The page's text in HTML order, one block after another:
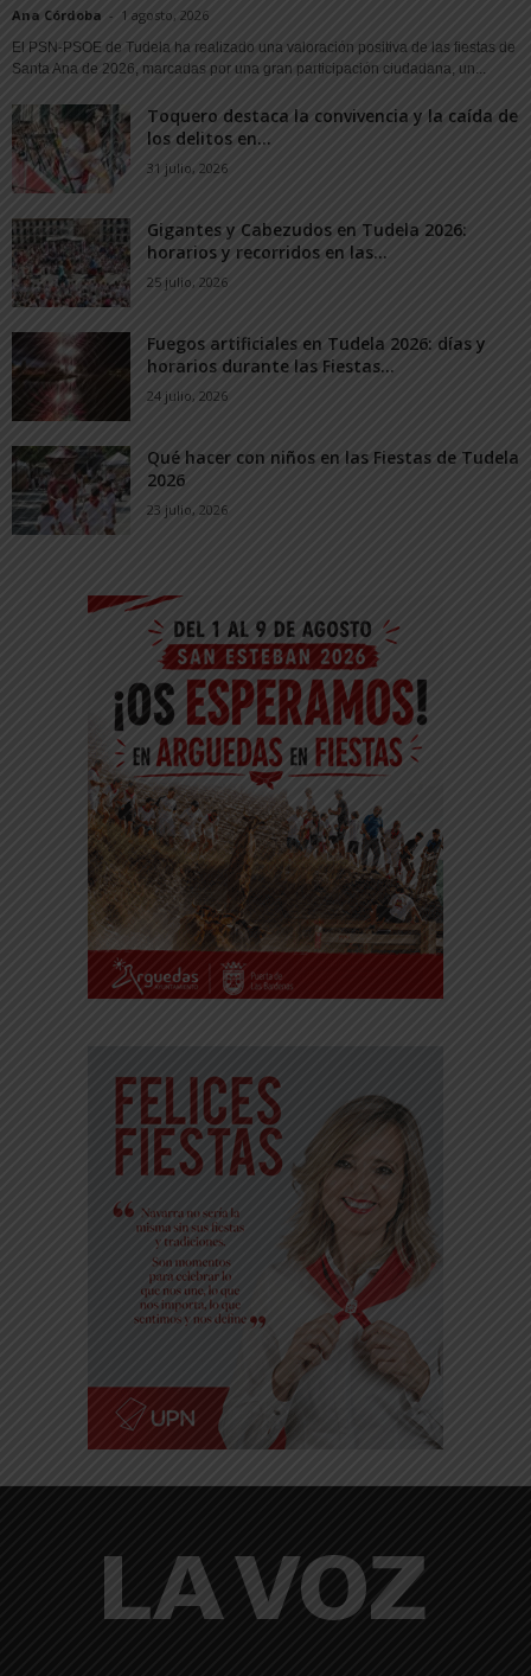
Ana Córdoba - 1 agosto, 2026
El PSN-PSOE de Tudela ha realizado una valoración positiva de las fiestas de
Santa Ana de 2026, marcadas por una gran participación ciudadana, un...
Toquero destaca la convivencia y la caída de
los delitos en...
31 julio, 2026
Gigantes y Cabezudos en Tudela 2026:
horarios y recorridos en las...
25 julio, 2026
Fuegos artificiales en Tudela 2026: días y
horarios durante las Fiestas...
24 julio, 2026
Qué hacer con niños en las Fiestas de Tudela
2026
23 julio, 2026